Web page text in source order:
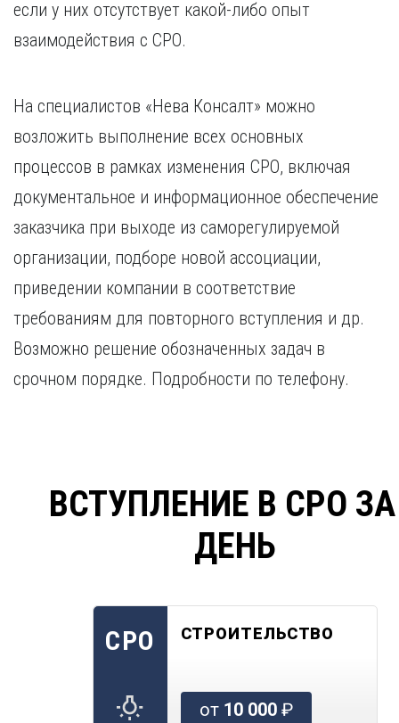
если у них отсутствует какой-либо опыт
взаимодействия с СРО.
На специалистов «Нева Консалт» можно
возложить выполнение всех основных
процессов в рамках изменения СРО, включая
документальное и информационное обеспечение
заказчика при выходе из саморегулируемой
организации, подборе новой ассоциации,
приведении компании в соответствие
требованиям для повторного вступления и др.
Возможно решение обозначенных задач в
срочном порядке. Подробности по телефону.
ВСТУПЛЕНИЕ В СРО
ДЕНЬ
СРО СТРОИТЕЛЬСТВО
от 10 000₽